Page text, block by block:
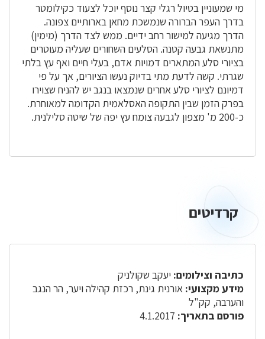
מי שמעוניין בטיול רגלי קצר נוסף יוכל לצעוד כקילומטר
בדרך העפר הברורה שנמשכת מחאן בארותיים צפונה.
הדרך מגיעה למישור רחב ידיים. ממש לצד הדרך (מימין)
מתנשאת גבעה קטנה. הסלעים השחורים שעליה מעוטרים
בציורי סלע המתארים דמויות אדם, בעלי חיים ואף עץ בלתי
שגרתי. קשה לדעת מתי בדיוק נעשו הציורים, אך על פי
דמיונם לציורי סלע אחרים שנמצאו בנגב יש להניח שצוירו
בפרק הזמן שבין התקופה האסלאמית הקדומה למאוחרת.
כ-200 מ' מצפון לגבעה צומח עץ יפה של שיטה סלילנית.
קרדיטים
כתיבה וצילומים: יעקב שקולניק
מידע מקצועי: אורנית גינת, רכזת קהילה ויער, הר הנגב
והערבה, קק"ל
פורסם בתאריך: